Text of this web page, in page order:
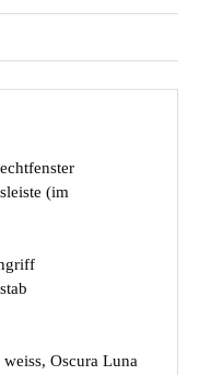
(im
Oscura Luna